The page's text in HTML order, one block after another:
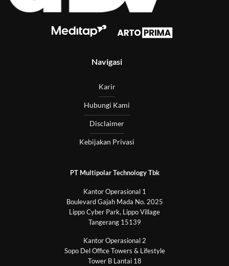
Navigasi
Karir
Hubungi Kami
Disclaimer
Kebijakan Privasi
PT Multipolar Technology Tbk
Kantor Operasional 1
Boulevard Gajah Mada No. 2025
Lippo Cyber Park, Lippo Village
Tangerang 15139
Kantor Operasional 2
Sopo Del Office Towers & Lifestyle
Tower B Lantai 18